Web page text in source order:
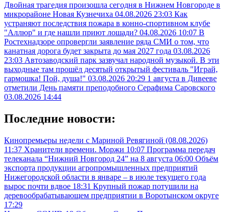
Двойная трагедия произошла сегодня в Нижнем Новгороде в
микрорайоне Новая Кузнечиха 04.08.2026 23:03 Как
устраняют последствия пожара в конно-спортивном клубе
"Аллюр" и где нашли приют лошади? 04.08.2026 10:07 В
Ростехнадзоре опровергли заявление ряда СМИ о том, что
канатная дорога будет закрыта до мая 2027 года 03.08.2026
23:03 Автозаводский парк зазвучал народной музыкой. В эти
выходные там прошёл десятый открытый фестиваль "Играй,
гармошка! Пой, душа!" 03.08.2026 20:29 1 августа в Дивееве
отметили День памяти преподобного Серафима Саровского
03.08.2026 14:44
Последние новости:
Кинопремьеры недели с Мариной Ревягиной (08.08.2026)
11:37 Хранители времени. Моржи 10:07 Программа передач
телеканала “Нижний Новгород 24” на 8 августа 06:00 Объём
экспорта продукции агропромышленных предприятий
Нижегородской области в январе – в июле текущего года
вырос почти вдвое 18:31 Крупный пожар потушили на
деревообрабатывающем предприятии в Воротынском округе
17:29